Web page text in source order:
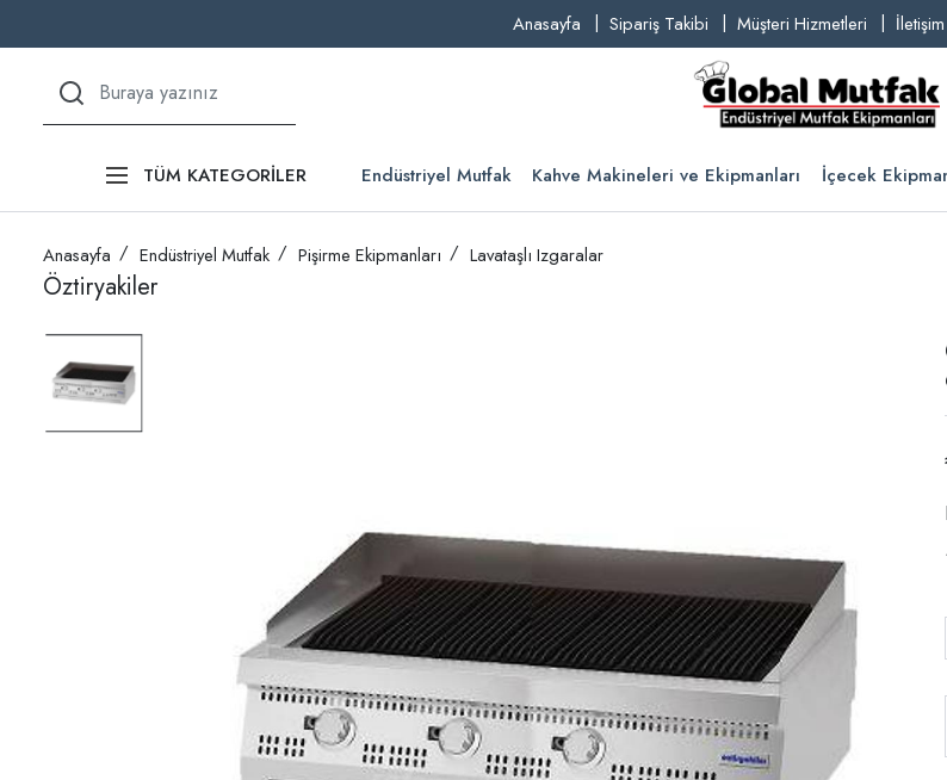
Anasayfa Sipariş Takibi Müşteri Hizmetleri İletişim
TÜM KATEGORİLER Endüstriyel Mutfak Kahve Makineleri ve Ekipmanları İçecek
Anasayfa Endüstriyel Mutfak Pişirme Ekipmanları Lavataşlı Izgaralar
Öztiryakiler